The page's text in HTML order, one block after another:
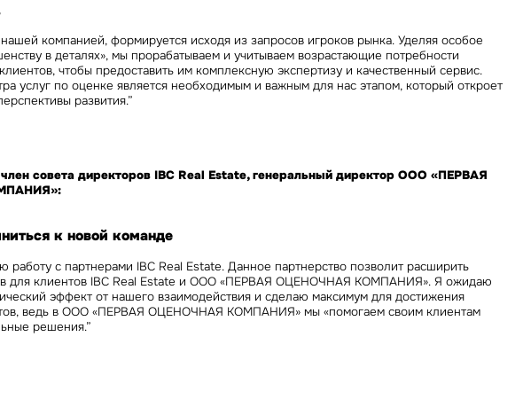
компанией, формируется исходя из запросов игроков рынка. Уделяя особое
в деталях», мы прорабатываем и учитываем возрастающие потребности
чтобы предоставить им комплексную экспертизу и качественный сервис.
услуг по оценке является необходимым и важным для нас этапом, который откроет
развития.”
совета директоров IBC Real Estate, генеральный директор ООО «ПЕРВАЯ
к новой команде
работу с партнерами IBC Real Estate. Данное партнерство позволит расширить
для клиентов IBC Real Estate и ООО «ПЕРВАЯ ОЦЕНОЧНАЯ КОМПАНИЯ». Я ожидаю
эффект от нашего взаимодействия и сделаю максимум для достижения
ведь в ООО «ПЕРВАЯ ОЦЕНОЧНАЯ КОМПАНИЯ» мы «помогаем своим клиентам
решения.”